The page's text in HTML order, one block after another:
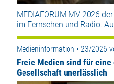
MEDIAFORUM MV 2026
im Fernsehen und Radio.
Medieninformation • 23/2026
Freie Medien sind für
Gesellschaft unerlässlich